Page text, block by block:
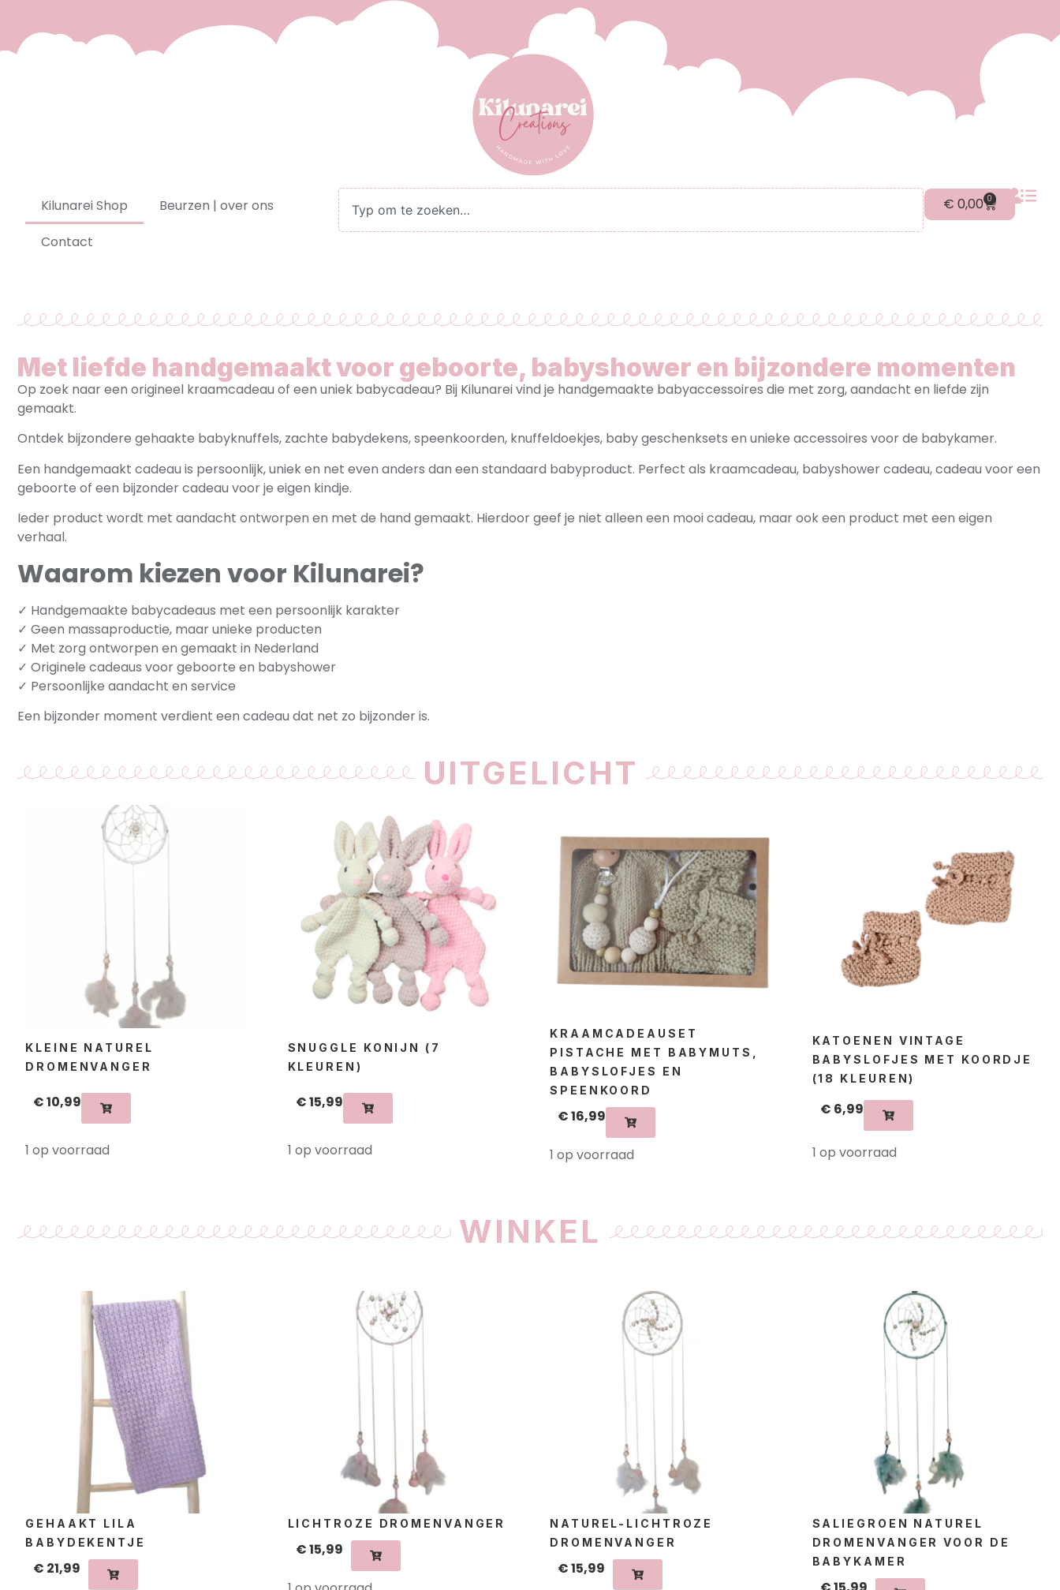
Kilunarei Shop
Beurzen | over ons
Contact
€ 0,00 0
Met liefde handgemaakt voor geboorte, babyshower en bijzondere momenten
Op zoek naar een origineel kraamcadeau of een uniek babycadeau? Bij Kilunarei vind je handgemaakte babyaccessoires die met zorg, aandacht en liefde zijn
gemaakt.
Ontdek bijzondere gehaakte babyknuffels, zachte babydekens, speenkoorden, knuffeldoekjes, baby geschenksets en unieke accessoires voor de babykamer.
Een handgemaakt cadeau is persoonlijk, uniek en net even anders dan een standaard babyproduct. Perfect als kraamcadeau, babyshower cadeau, cadeau voor een
geboorte of een bijzonder cadeau voor je eigen kindje.
Ieder product wordt met aandacht ontworpen en met de hand gemaakt. Hierdoor geef je niet alleen een mooi cadeau, maar ook een product met een eigen
verhaal.
Waarom kiezen voor Kilunarei?
✓ Handgemaakte babycadeaus met een persoonlijk karakter
✓ Geen massaproductie, maar unieke producten
✓ Met zorg ontworpen en gemaakt in Nederland
✓ Originele cadeaus voor geboorte en babyshower
✓ Persoonlijke aandacht en service
Een bijzonder moment verdient een cadeau dat net zo bijzonder is.
UITGELICHT
KLEINE NATUREL
DROMENVANGER
€10,99
1 op voorraad
SNUGGLE KONIJN (7
KLEUREN)
€15,99
1 op voorraad
KRAAMCADEAUSET
PISTACHE MET BABYMUTS,
BABYSLOFJES EN
SPEENKOORD
€16,99
1 op voorraad
KATOENEN VINTAGE
BABYSLOFJES MET KOORDJE
(18 KLEUREN)
€ 6,99
1 op voorraad
WINKEL
GEHAAKT LILA
BABYDEKENTJE
€ 21,99
LICHTROZE DROMENVANGER
€15,99
NATUREL-LICHTROZE
DROMENVANGER
€15,99
SALIEGROEN NATUREL
DROMENVANGER VOOR DE
BABYKAMER